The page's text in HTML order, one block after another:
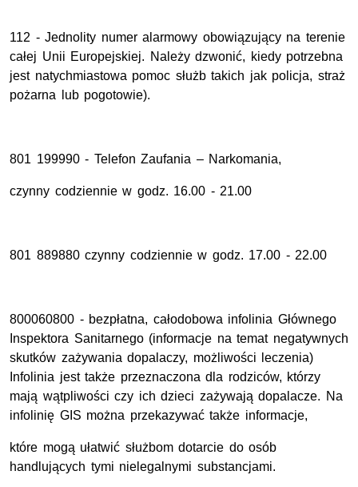
112 - Jednolity numer alarmowy obowiązujący na terenie
całej Unii Europejskiej. Należy dzwonić, kiedy potrzebna
jest natychmiastowa pomoc służb takich jak policja, straż
pożarna lub pogotowie).
801 199990 - Telefon Zaufania – Narkomania,
czynny codziennie w godz. 16.00 - 21.00
801 889880 czynny codziennie w godz. 17.00 - 22.00
800060800 - bezpłatna, całodobowa infolinia Głównego
Inspektora Sanitarnego (informacje na temat negatywnych
skutków zażywania dopalaczy, możliwości leczenia)
Infolinia jest także przeznaczona dla rodziców, którzy
mają wątpliwości czy ich dzieci zażywają dopalacze. Na
infolinię GIS można przekazywać także informacje,
które mogą ułatwić służbom dotarcie do osób
handlujących tymi nielegalnymi substancjami.